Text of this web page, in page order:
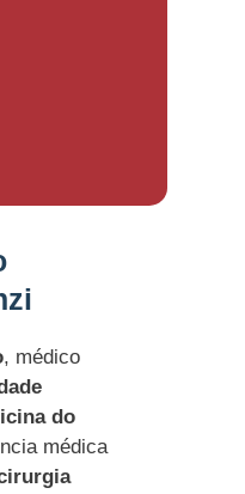
, médico
do
médica